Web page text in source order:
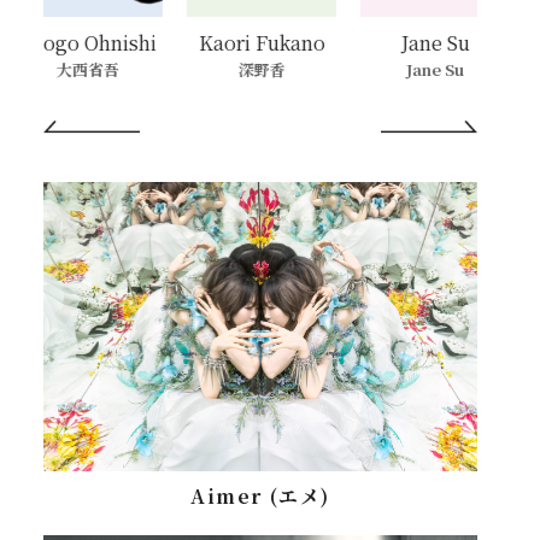
Shogo Ohnishi
大西省吾
Kaori Fukano
深野香
Jane Su
Jane Su
Aimer (エメ)